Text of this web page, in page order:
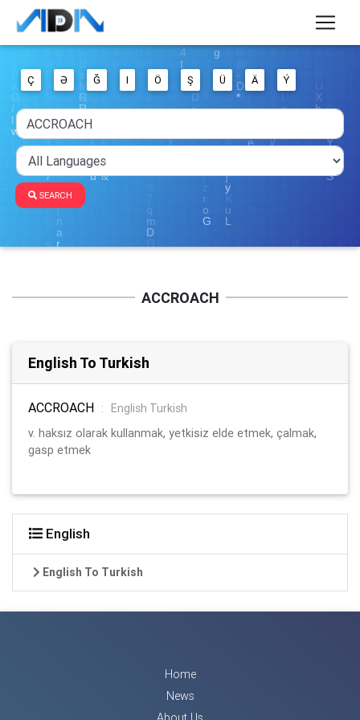
Ç Ə Ğ I Ö Ş Ü Ä Ý
SEARCH
ACCROACH
English To Turkish
ACCROACH :
English Turkish
v. haksız olarak kullanmak, yetkisiz elde etmek, çalmak,
gasp etmek
English
English To Turkish
Home
News